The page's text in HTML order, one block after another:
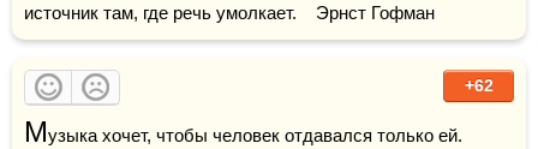
источник там, где речь умолкает.    Эрнст Гофман
+62
Музыка хочет, чтобы человек отдавался только ей.